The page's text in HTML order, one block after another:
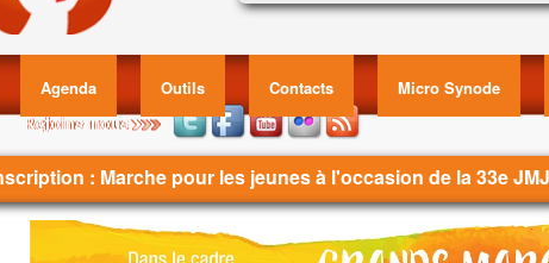
Celui-ci est mon Fils bien-aimé,
Alléluia.
Évangile de Jésus Christ selon saint Matthieu
En ce temps-là,
Jésus prit avec lui Pierre, Jacques et Jean son
et il les emmena à l’écart, sur une haute montagne.
Évangile : « Son visage devint brillant comme le
Agenda Outils Contacts Micro Synode
êtes ici: Marche pour les jeunes à l'occasion de la 33e